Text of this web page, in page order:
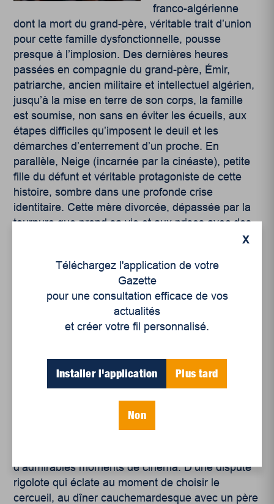
franco-algérienne
dont la mort du grand-père, véritable trait d’union
pour cette famille dysfonctionnelle, pousse
presque à l’implosion. Des dernières heures
passées en compagnie du grand-père, Émir,
patriarche, ancien militaire et intellectuel algérien,
jusqu’à la mise en terre de son corps, la famille
est soumise, non sans en éviter les écueils, aux
étapes difficiles qu’imposent le deuil et les
démarches d’enterrement d’un proche. En
parallèle, Neige (incarnée par la cinéaste), petite
fille du défunt et véritable protagoniste de cette
histoire, sombre dans une profonde crise
identitaire. Cette mère divorcée, dépassée par la
tournure que prend sa vie et aux prises avec des
troubles alimentaires, s’accroche à ses anciennes
s’entrechoquent à mesure que Neige entreprend
cette authentique exploration existentielle et se
confronte aux siens dans ces moments de peine
et de crise. La perte d’un être cher semble alors
être pour Neige le coup marquant un nouveau
drame familial de la désormais bien établie
Maiwenn, semble parfois sombrer un peu trop
dans la complaisance. Si les thèmes de l’identité,
sont abordés de front, ils le sont surtout de façon
d’admirables moments de cinéma. D’une dispute
rigolote qui éclate au moment de choisir le
cercueil, au dîner cauchemardesque avec un père
X
Téléchargez l'application de votre
Gazette
pour une consultation efficace de vos
actualités
et créer votre fil personnalisé.
Installer l'application Plus tard
Non